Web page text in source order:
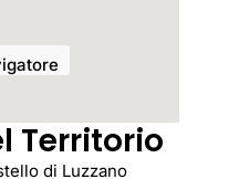
Territorio
di Luzzano